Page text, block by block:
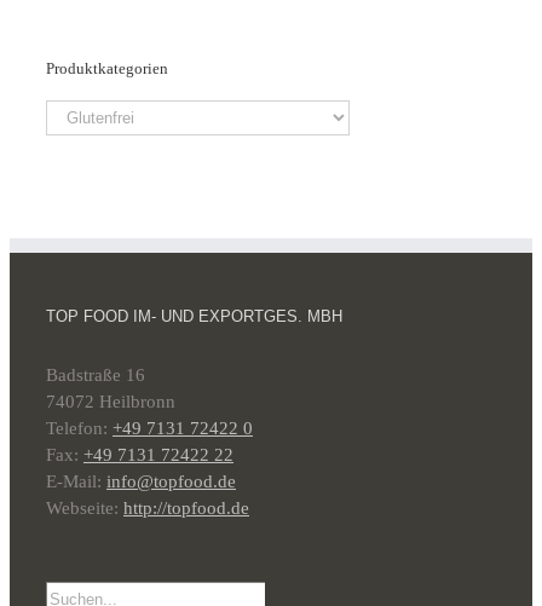
Produktkategorien
TOP FOOD IM- UND EXPORTGES. MBH
Badstraße 16
74072 Heilbronn
Telefon: +49 7131 72422 0
Fax: +49 7131 72422 22
E-Mail: info@topfood.de
Webseite: http://topfood.de
Suche